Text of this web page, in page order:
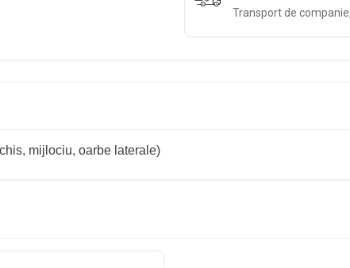
Transport de
mijlociu, oarbe laterale)